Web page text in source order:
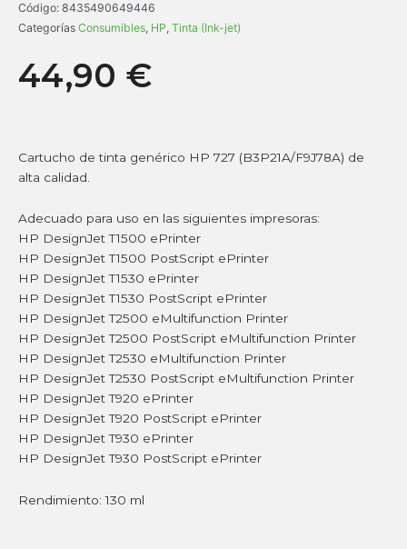
Código: 8435490649446
Categorías Consumibles, HP, Tinta (Ink-jet)
44,90 €
Cartucho de tinta genérico HP 727 (B3P21A/F9J78A) de
alta calidad.
Adecuado para uso en las siguientes impresoras:
HP DesignJet T1500 ePrinter
HP DesignJet T1500 PostScript ePrinter
HP DesignJet T1530 ePrinter
HP DesignJet T1530 PostScript ePrinter
HP DesignJet T2500 eMultifunction Printer
HP DesignJet T2500 PostScript eMultifunction Printer
HP DesignJet T2530 eMultifunction Printer
HP DesignJet T2530 PostScript eMultifunction Printer
HP DesignJet T920 ePrinter
HP DesignJet T920 PostScript ePrinter
HP DesignJet T930 ePrinter
HP DesignJet T930 PostScript ePrinter
Rendimiento: 130 ml